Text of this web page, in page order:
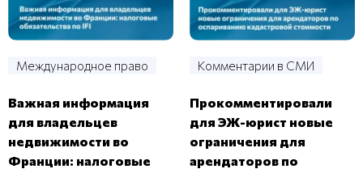
Международное право
Важная информация
для владельцев
недвижимости во
Франции: налоговые
Комментарии в СМИ
Прокомментировали
для ЭЖ-юрист новые
ограничения для
арендаторов по